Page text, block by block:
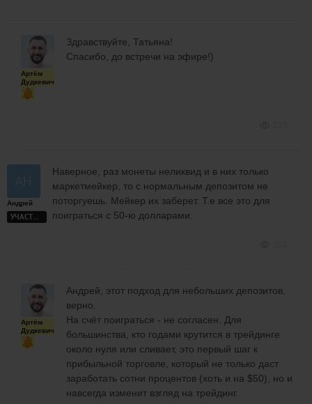
Артём
Дудкевич
Здравствуйте, Татьяна!
Спасибо, до встречи на эфире!)
Андрей
УЧАСТНИК
Наверное, раз монеты неликвид и в них только
маркетмейкер, то с нормальным депозитом не
поторгуешь. Мейкер их заберет. Т.е все это для
поиграться с 50-ю долларами.
Артём
Дудкевич
Андрей, этот подход для небольших депозитов,
верно.
На счёт поиграться - не согласен. Для
большинства, кто годами крутится в трейдинге
около нуля или сливает, это первый шаг к
прибыльной торговле, который не только даст
заработать сотни процентов (хоть и на $50), но и
навсегда изменит взгляд на трейдинг.